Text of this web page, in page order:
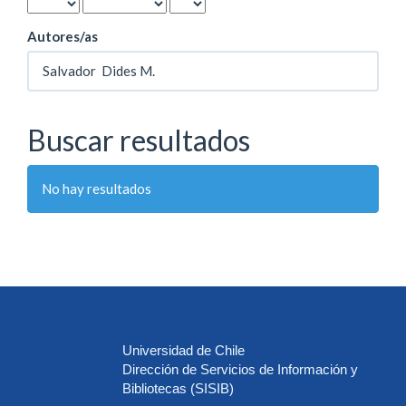
Autores/as
Buscar resultados
No hay resultados
Universidad de Chile
Dirección de Servicios de Información y
Bibliotecas (SISIB)